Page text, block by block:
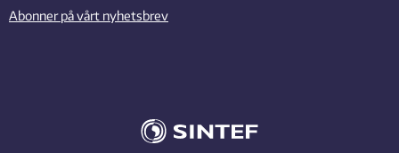
Abonner på vårt nyhetsbrev